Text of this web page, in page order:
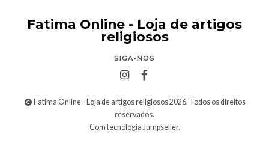
Fatima Online - Loja de artigos
religiosos
SIGA-NOS
Fatima Online - Loja de artigos religiosos 2026. Todos os direitos
reservados.
Com tecnologia Jumpseller.